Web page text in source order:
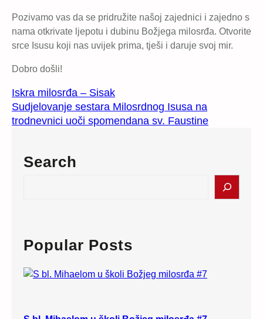
Pozivamo vas da se pridružite našoj zajednici i zajedno s
nama otkrivate ljepotu i dubinu Božjega milosrđa. Otvorite
srce Isusu koji nas uvijek prima, tješi i daruje svoj mir.
Dobro došli!
Iskra milosrđa – Sisak
Sudjelovanje sestara Milosrdnog Isusa na
trodnevnici uoči spomendana sv. Faustine
Search
h
Popular Posts